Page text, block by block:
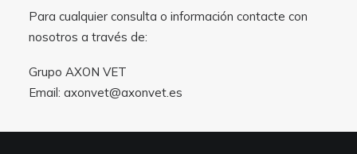
Para cualquier consulta o información contacte con
nosotros a través de:
Grupo AXON VET
Email: axonvet@axonvet.es